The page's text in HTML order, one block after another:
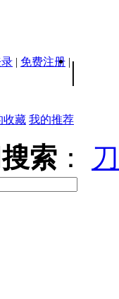
| 免费注册 | |
收藏 我的推荐
索 ：